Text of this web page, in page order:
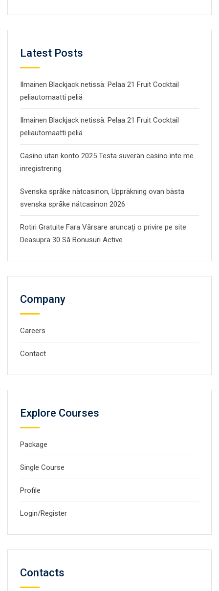
Latest Posts
Ilmainen Blackjack netissä: Pelaa 21 Fruit Cocktail
peliautomaatti peliä
Ilmainen Blackjack netissä: Pelaa 21 Fruit Cocktail
peliautomaatti peliä
Casino utan konto 2025 Testa suverän casino inte me
inregistrering
Svenska språke nätcasinon, Uppräkning ovan bästa
svenska språke nätcasinon 2026
Rotiri Gratuite Fara Vărsare aruncați o privire pe site
Deasupra 30 Să Bonusuri Active
Company
Careers
Contact
Explore Courses
Package
Single Course
Profile
Login/Register
Contacts